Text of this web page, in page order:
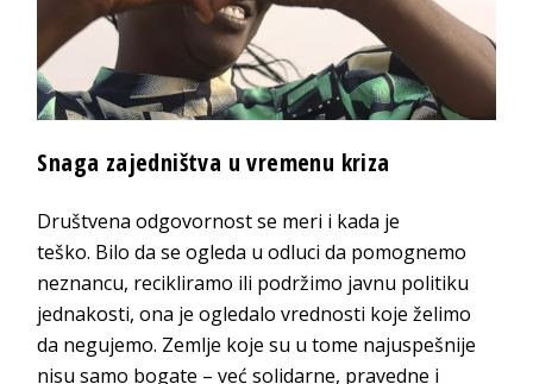
Snaga zajedništva u vremenu kriza
Društvena odgovornost se meri i kada je
teško. Bilo da se ogleda u odluci da pomognemo
neznancu, recikliramo ili podržimo javnu politiku
jednakosti, ona je ogledalo vrednosti koje želimo
da negujemo. Zemlje koje su u tome najuspešnije
nisu samo bogate – već solidarne, pravedne i